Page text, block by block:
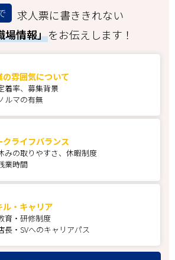
求人票に書ききれない
場情報」をお伝えします！
の雰囲気について
着率、募集背景
ルマの有無
クライフバランス
みの取りやすさ、休暇制度
業時間
ル・キャリア
育・研修制度
長・SVへのキャリアパス